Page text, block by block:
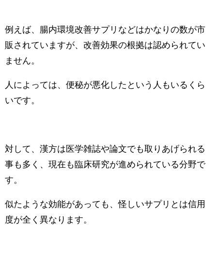
例えば、腸内環境改善サプリなどはかなりの数が市
販されていますが、改善効果の根拠は認められてい
ません。
人によっては、便秘が悪化したという人もいるくら
いです。
対して、漢方は医学雑誌や論文でも取りあげられる
事も多く、現在も臨床研究が進められている分野で
す。
似たような効能があっても、怪しいサプリとは信用
度が全く異なります。